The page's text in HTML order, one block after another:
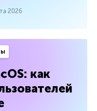
2026
как